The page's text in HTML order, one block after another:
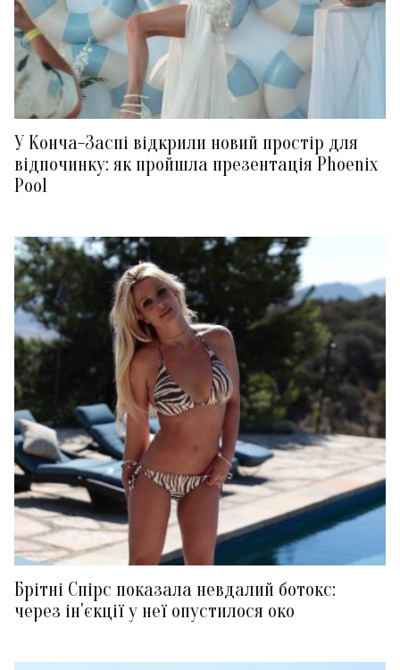
У Конча-Заспі відкрили новий простір для
відпочинку: як пройшла презентація Phoenix
Pool
Брітні Спірс показала невдалий ботокс:
через ін'єкції у неї опустилося око